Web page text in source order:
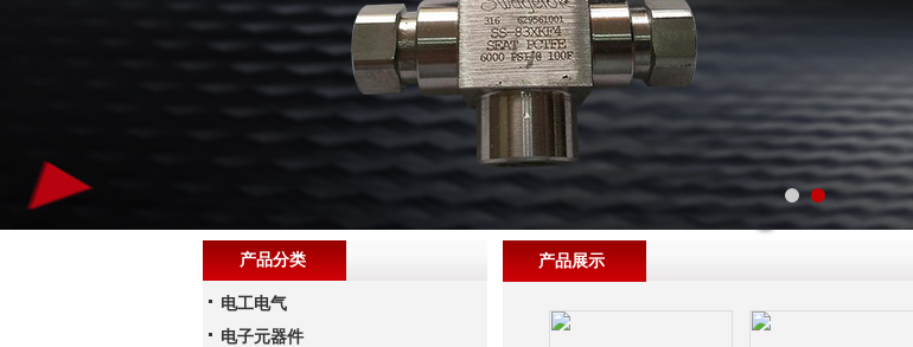
产品展示
产品分类
电工电气
电子元器件